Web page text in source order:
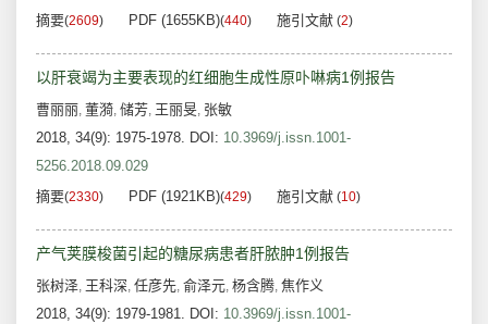
摘要(2609) PDF (1655KB)(440) 施引文献 (2)
以肝衰竭为主要表现的红细胞生成性原卟啉病1例报告
曹丽丽, 董漪, 储芳, 王丽旻, 张敏
2018, 34(9): 1975-1978. DOI: 10.3969/j.issn.1001-
5256.2018.09.029
摘要(2330) PDF (1921KB)(429) 施引文献 (10)
产气荚膜梭菌引起的糖尿病患者肝脓肿1例报告
张树泽, 王科深, 任彦先, 俞泽元, 杨含腾, 焦作义
2018, 34(9): 1979-1981. DOI: 10.3969/j.issn.1001-